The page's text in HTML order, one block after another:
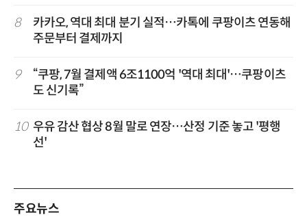
8
카카오, 역대 최대 분기 실적…카톡에 쿠팡이츠 연동해
주문부터 결제까지
9
“쿠팡, 7월 결제액 6조1100억 '역대 최대'…쿠팡이츠
도 신기록”
10 우유 감산 협상 8월 말로 연장…산정 기준 놓고 '평행
선'
주요뉴스